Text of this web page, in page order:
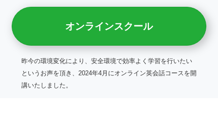
オンラインスクール
昨今の環境変化により、安全環境で効率よく学習を行いたい
というお声を頂き、2024年4月にオンライン英会話コースを開
講いたしました。